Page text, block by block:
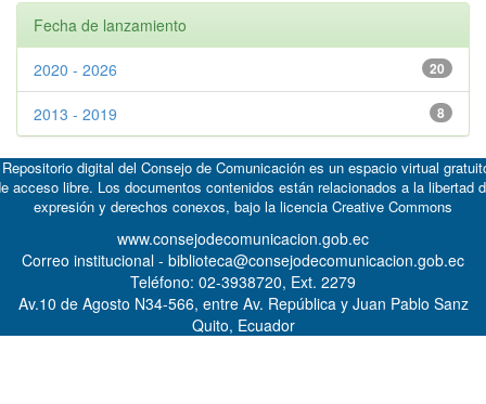
Fecha de lanzamiento
20
2020 - 2026
8
2013 - 2019
digital del Consejo de Comunicación es un espacio virtual
acceso libre. Los documentos contenidos están relacionados a la libertad
expresión y derechos conexos, bajo la licencia Creative Commons
www.consejodecomunicacion.gob.ec
Correo institucional - biblioteca@consejodecomunicacion.gob.ec
Teléfono: 02-3938720, Ext. 2279
Av.10 de Agosto N34-566, entre Av. República y Juan Pablo Sanz
Quito, Ecuador